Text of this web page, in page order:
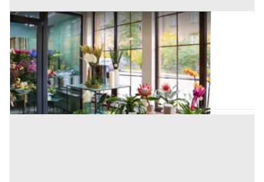
Negozi, Botteghe all'asta a Padova
Pernumia (Padova)
Offerta minima
48.537,60 € 64.716,80 €
Codice asta: AJ7270201
Asta chiusa